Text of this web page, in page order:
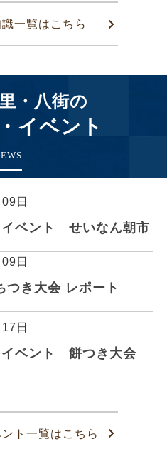
一覧はこちら
・八街の
イベント
日
ベント せいなん朝市
日
つき大会 レポート
日
ベント 餅つき大会
ト一覧はこちら